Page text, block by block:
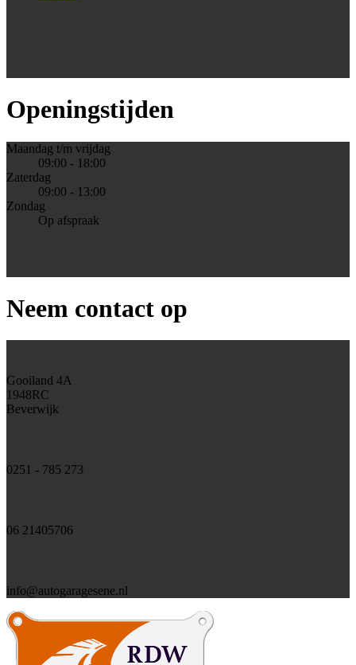
Openingstijden
Maandag t/m vrijdag
09:00 - 18:00
Zaterdag
09:00 - 13:00
Zondag
Op afspraak
Neem contact op
Gooiland 4A
1948RC
Beverwijk
0251 - 785 273
06 21405706
info@autogaragesene.nl